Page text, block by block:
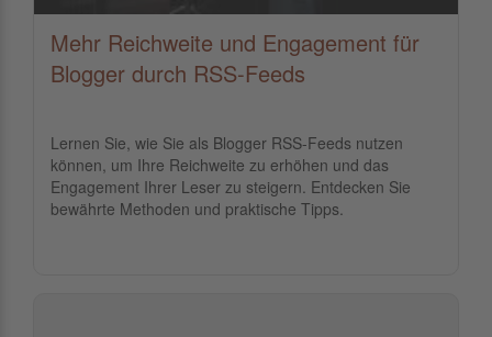
Mehr Reichweite und Engagement für
Blogger durch RSS-Feeds
Lernen Sie, wie Sie als Blogger RSS-Feeds nutzen
können, um Ihre Reichweite zu erhöhen und das
Engagement Ihrer Leser zu steigern. Entdecken Sie
bewährte Methoden und praktische Tipps.